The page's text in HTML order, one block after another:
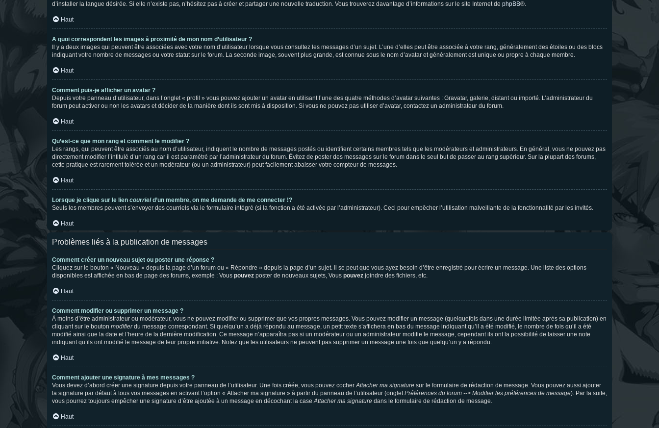
d’installer la langue désirée. Si elle n’existe pas, n’hésitez pas à créer et partager une nouvelle traduction. Vous trouverez davantage d’informations sur le site Internet de phpBB®.
Haut
A quoi correspondent les images à proximité de mon nom d’utilisateur ?
Il y a deux images qui peuvent être associées avec votre nom d’utilisateur lorsque vous consultez les messages d’un sujet. L’une d’elles peut être associée à votre rang, généralement des étoiles ou des blocs
indiquant votre nombre de messages ou votre statut sur le forum. La seconde image, souvent plus grande, est connue sous le nom d’avatar et généralement est unique ou propre à chaque membre.
Haut
Comment puis-je afficher un avatar ?
Depuis votre panneau d’utilisateur, dans l’onglet « profil » vous pouvez ajouter un avatar en utilisant l’une des quatre méthodes d’avatar suivantes : Gravatar, galerie, distant ou importé. L’administrateur du
forum peut activer ou non les avatars et décider de la manière dont ils sont mis à disposition. Si vous ne pouvez pas utiliser d’avatar, contactez un administrateur du forum.
Haut
Qu’est-ce que mon rang et comment le modifier ?
Les rangs, qui peuvent être associés au nom d’utilisateur, indiquent le nombre de messages postés ou identifient certains membres tels que les modérateurs et administrateurs. En général, vous ne pouvez pas
directement modifier l’intitulé d’un rang car il est paramétré par l’administrateur du forum. Évitez de poster des messages sur le forum dans le seul but de passer au rang supérieur. Sur la plupart des forums,
cette pratique est rarement tolérée et un modérateur (ou un administrateur) peut facilement abaisser votre compteur de messages.
Haut
Lorsque je clique sur le lien courrield’un membre, on me demande de me connecter !?
Seuls les membres peuvent s’envoyer des courriels via le formulaire intégré (si la fonction a été activée par l’administrateur). Ceci pour empêcher l’utilisation malveillante de la fonctionnalité par les invités.
Haut
Problèmes liés à la publication de messages
Comment créer un nouveau sujet ou poster une réponse ?
Cliquez sur le bouton « Nouveau » depuis la page d’un forum ou « Répondre » depuis la page d’un sujet. Il se peut que vous ayez besoin d’être enregistré pour écrire un message. Une liste des options
disponibles est affichée en bas de page des forums, exemple : Vous pouvez poster de nouveaux sujets, Vous pouvez joindre des fichiers, etc.
Haut
Comment modifier ou supprimer un message ?
À moins d’être administrateur ou modérateur, vous ne pouvez modifier ou supprimer que vos propres messages. Vous pouvez modifier un message (quelquefois dans une durée limitée après sa publication) en
cliquant sur le bouton modifierdu message correspondant. Si quelqu’un a déjà répondu au message, un petit texte s’affichera en bas du message indiquant qu’il a été modifié, le nombre de fois qu’il a été
modifié ainsi que la date et l’heure de la dernière modification. Ce message n’apparaîtra pas si un modérateur ou un administrateur modifie le message, cependant ils ont la possibilité de laisser une note
indiquant qu’ils ont modifié le message de leur propre initiative. Notez que les utilisateurs ne peuvent pas supprimer un message une fois que quelqu’un y a répondu.
Haut
Comment ajouter une signature à mes messages ?
Vous devez d’abord créer une signature depuis votre panneau de l’utilisateur. Une fois créée, vous pouvez cocherAttacher ma signature sur le formulaire de rédaction de message. Vous pouvez aussi ajouter
la signature par défaut à tous vos messages en activant l’option « Attacher ma signature » à partir du panneau de l’utilisateur (ongletPréférences du forum --> Modifier les préférences de message). Par la suite,
vous pourrez toujours empêcher une signature d’être ajoutée à un message en décochant la caseAttacher ma signature dans le formulaire de rédaction de message.
Haut